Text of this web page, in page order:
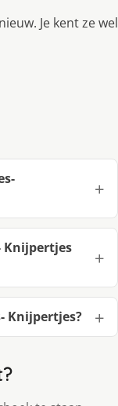
Je kent ze wel
Knijpertjes
Knijpertjes?